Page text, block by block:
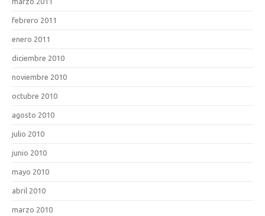
febrero 2011
enero 2011
diciembre 2010
noviembre 2010
octubre 2010
agosto 2010
julio 2010
junio 2010
mayo 2010
abril 2010
marzo 2010